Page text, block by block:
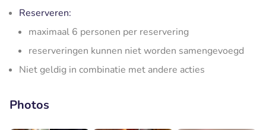
Reserveren:
maximaal 6 personen per reservering
reserveringen kunnen niet worden samengevoegd
Niet geldig in combinatie met andere acties
Photos